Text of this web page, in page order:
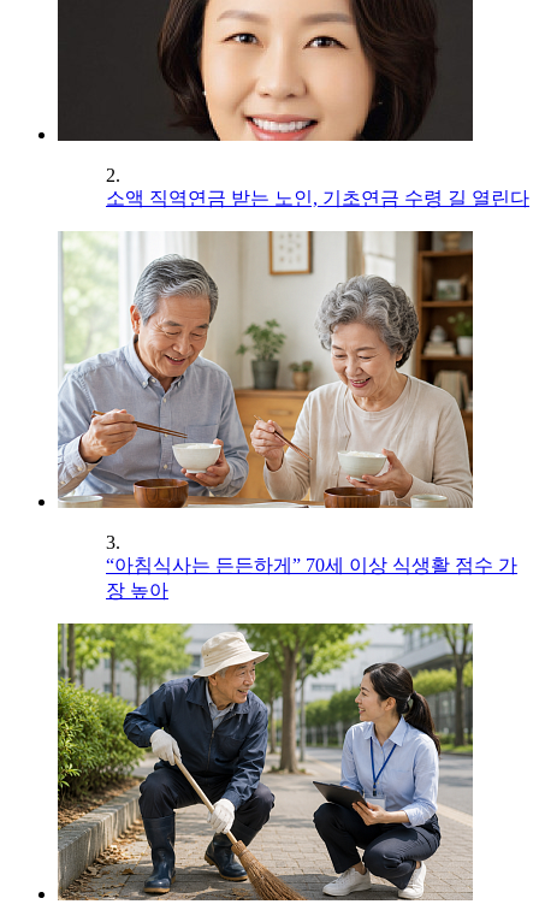
2.
소액 직역연금 받는 노인, 기초연금 수령 길 열린다
3.
“아침식사는 든든하게” 70세 이상 식생활 점수 가
장 높아